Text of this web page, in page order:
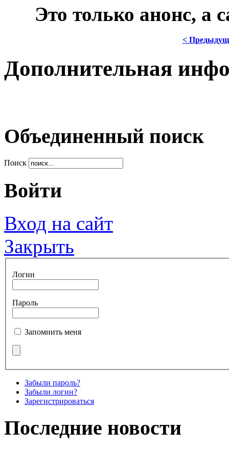
Это только анонс, а
<
Дополнительная
Объединенный поиск
Поиск
Войти
Вход на сайт
Закрыть
Логин
Пароль
Запомнить меня
Забыли пароль?
Забыли логин?
Зарегистрироваться
Последние новости